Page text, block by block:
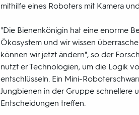
mithilfe eines Roboters mit Kamera
"Die Bienenkönigin hat eine enorme
Ökosystem und wir wissen
können wir jetzt ändern", so der
nutzt er Technologien, um die Logik
entschlüsseln. Ein Mini-
Jungbienen in der Gruppe schnellere
Entscheidungen treffen.